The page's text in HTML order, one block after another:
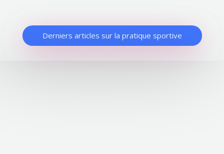
Derniers articles sur la pratique sportive